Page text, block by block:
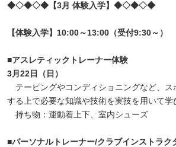
◆◇◆◇◆ 【3月 体験入学】 ◆◇◆◇◆
【体験入学】 10:00～13:00（受付9:30～）
■アスレティックトレーナー体験
3月22日（日）
テーピングやコンディショニングなど、ス
する上で必要な知識や技術を実技を用いて学
持ち物：運動着上下、室内シューズ
■パーソナルトレーナー/クラブインストラク